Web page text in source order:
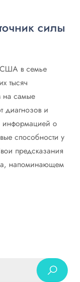
силы
США в семье
тысяч
на самые
диагнозов и
информацией о
способности у
предсказания
напоминающем